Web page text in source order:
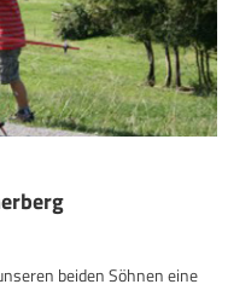
beiden Söhnen eine